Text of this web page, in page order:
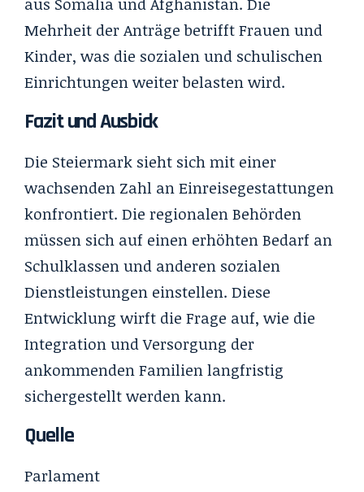
Mehrheit der Anträge betrifft Frauen und
Kinder, was die sozialen und schulischen
Einrichtungen weiter belasten wird.
Fazit und Ausbick
Die Steiermark sieht sich mit einer
wachsenden Zahl an Einreisegestattungen
konfrontiert. Die regionalen Behörden
müssen sich auf einen erhöhten Bedarf an
Schulklassen und anderen sozialen
Dienstleistungen einstellen. Diese
Entwicklung wirft die Frage auf, wie die
Integration und Versorgung der
ankommenden Familien langfristig
sichergestellt werden kann.
Quelle
Parlament